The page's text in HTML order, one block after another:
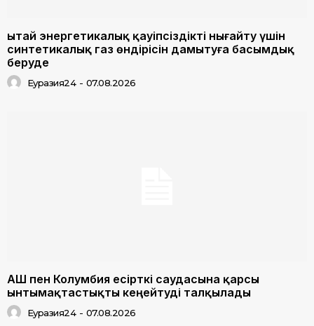
Қытай энергетикалық қауіпсіздікті нығайту үшін
синтетикалық газ өндірісін дамытуға басымдық
беруде
Еуразия24 - 07.08.2026
АҚШ пен Колумбия есірткі саудасына қарсы
ынтымақтастықты кеңейтуді талқылады
Еуразия24 - 07.08.2026